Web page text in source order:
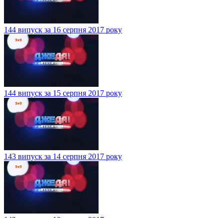
144 випуск за 16 серпня 2017 року
144 випуск за 15 серпня 2017 року
143 випуск за 14 серпня 2017 року